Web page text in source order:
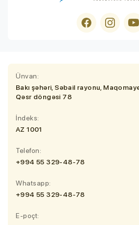
Ünvan:
Bakı şəhəri, Səbail rayonu,
Qəsr döngəsi 78
İndeks:
AZ 1001
Telefon:
+994 55 329-48-78
Whatsapp:
+994 55 329-48-78
E-poçt: